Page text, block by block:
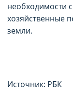
необходимости
хозяйственные
земли.
Источник: РБК